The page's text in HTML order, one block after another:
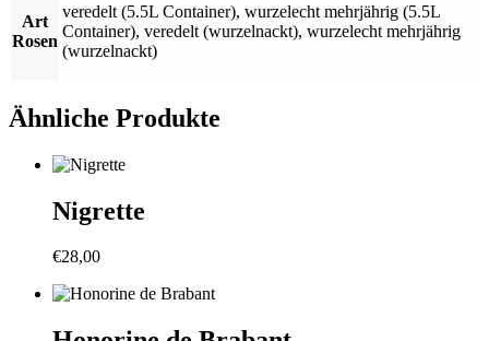
Art
Rosen
veredelt (5.5L Container), wurzelecht mehrjährig (5.5L
Container), veredelt (wurzelnackt), wurzelecht mehrjährig
(wurzelnackt)
Ähnliche Produkte
Nigrette
€28,00